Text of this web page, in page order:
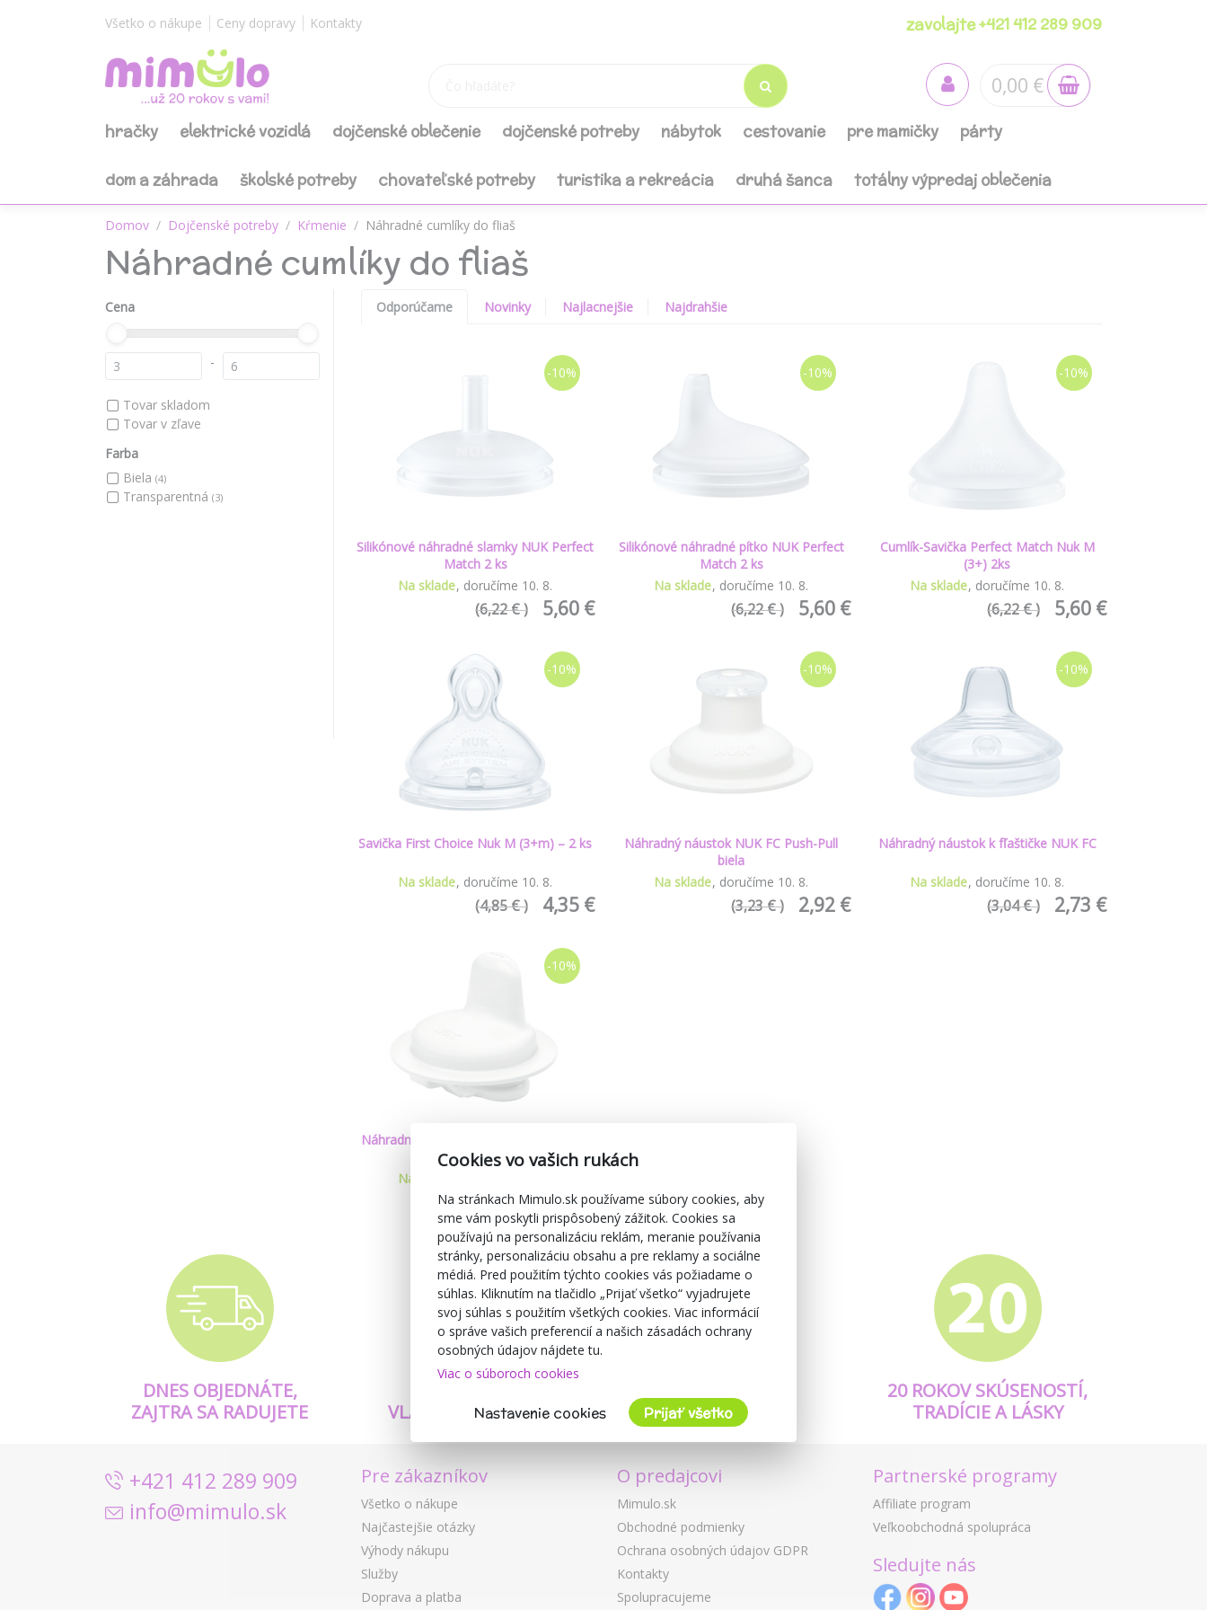
Všetko o nákupe Ceny dopravy Kontakty zavolajte +421 412 289 909
0,00 €
hračky elektrické vozidlá dojčenské oblečenie dojčenské potreby nábytok cestovanie pre mamičky párty
dom a záhrada školské potreby chovateľské potreby turistika a rekreácia druhá šanca totálny výpredaj oblečenia
Domov Dojčenské potreby Kŕmenie Náhradné cumlíky do fliaš
Náhradné cumlíky do fliaš
Cena
-
Tovar skladom
Tovar v zľave
Farba
Biela (4)
Transparentná (3)
Odporúčame Novinky Najlacnejšie Najdrahšie
-10%
Silikónové náhradné slamky NUK Perfect
Match 2 ks
Na sklade doručíme 10. 8.
5,60 €
(6,22 € )
-10%
Silikónové náhradné pítko NUK Perfect
Match 2 ks
Na sklade doručíme 10. 8.
5,60 €
(6,22 € )
-10%
Cumlík-Savička Perfect Match Nuk M
(3+) 2ks
Na sklade doručíme 10. 8.
5,60 €
(6,22 € )
-10%
Savička First Choice Nuk M (3+m) – 2 ks
Na sklade doručíme 10. 8.
4,35 €
(4,85 € )
-10%
Náhradný náustok NUK FC Push-Pull
biela
Na sklade doručíme 10. 8.
2,92 €
(3,23 € )
-10%
Náhradný náustok k fľaštičke NUK FC
Na sklade doručíme 10. 8.
2,73 €
(3,04 € )
-10%
Náhradný náustok NUK Kiddy Cup biela
Na sklade
3,23 €
(3,60 € )
DNES OBJEDNÁTE,
ZAJTRA SA RADUJETE
VLASTNÉ PRODUKTY
A KVALITA
20 ROKOV SKÚSENOSTÍ,
TRADÍCIE A LÁSKY
+421 412 289 909
info@mimulo.sk
Pre zákazníkov
Všetko o nákupe
Najčastejšie otázky
Výhody nákupu
Služby
Doprava a platba
O predajcovi
Mimulo.sk
Obchodné podmienky
Ochrana osobných údajov GDPR
Kontakty
Spolupracujeme
Partnerské programy
Affiliate program
Veľkoobchodná spolupráca
Sledujte nás
Cookies vo vašich rukách
Na stránkach Mimulo.sk používame súbory cookies, aby
sme vám poskytli prispôsobený zážitok. Cookies sa
používajú na personalizáciu reklám, meranie používania
stránky, personalizáciu obsahu a pre reklamy a sociálne
médiá. Pred použitím týchto cookies vás požiadame o
súhlas. Kliknutím na tlačidlo „Prijať všetko“ vyjadrujete
svoj súhlas s použitím všetkých cookies. Viac informácií
o správe vašich preferencií a našich zásadách ochrany
osobných údajov nájdete tu.
Viac o súboroch cookies
Nastavenie cookies Prijať všetko